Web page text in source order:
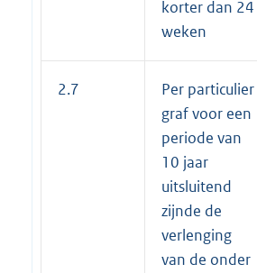
korter dan 24
weken
2.7
Per particulier
graf voor een
periode van
10 jaar
uitsluitend
zijnde de
verlenging
van de onder